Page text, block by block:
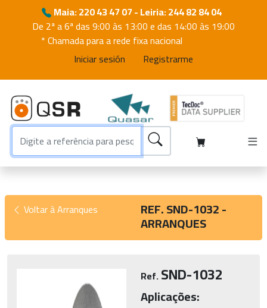
Maia: 220 43 47 07 - Leiria: 244 82 84 04
De 2ª a 6ª das 9:00 às 13:00 e das 14:00 às 19:00
* Chamada para a rede fixa nacional
Iniciar sesión
Registrarme
Voltar à Arranques REF. SND-1032 -
ARRANQUES
Ref.SND-1032
Aplicações: